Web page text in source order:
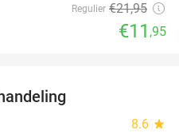
Regulier €21,95
€11 ,95
8.6 star